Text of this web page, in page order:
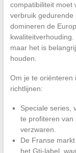
compatibiliteit moet
verbruik gedurende
domineren de
maar het is
houden.
Om je te oriënteren
richtlijnen:
Speciale series,
te profiteren van
verzwaren.
De Franse
het Gti-label,